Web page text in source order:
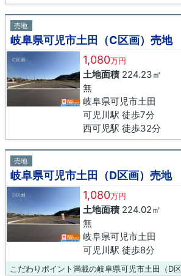
売地
岐阜県可児市土田（C区画）売地
1,080万円
土地面積224.23㎡
無
岐阜県可児市土田
可児川駅 徒歩7分
西可児駅 徒歩32分
売地
岐阜県可児市土田（D区画）売地
1,080万円
土地面積224.02㎡
無
岐阜県可児市土田
可児川駅 徒歩8分